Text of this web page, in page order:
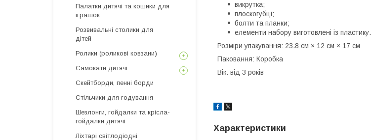
викрутка;
плоскогубці;
болти та планки;
елементи набору виготовлені із пластику.
Розміри упакування: 23.8 см × 12 см × 17 см
Паковання: Коробка
Вік: від 3 років
Характеристики
Палатки дитячі та кошики для
іграшок
Розвивальні столики для
дітей
Ролики (роликові ковзани)
Самокати дитячі
Скейтборди, пенні борди
Стільчики для годування
Шезлонги, гойдалки та крісла-
гойдалки дитячі
Ліхтарі світлодіодні